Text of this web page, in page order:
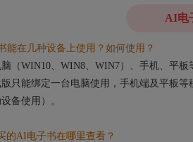
AI电
在几种设备上使用？如何使用？
WIN10、WIN8、WIN7）、手机、平板
只能绑定一台电脑使用，手机端及平板
备使用）。
AI电子书在哪里查看？